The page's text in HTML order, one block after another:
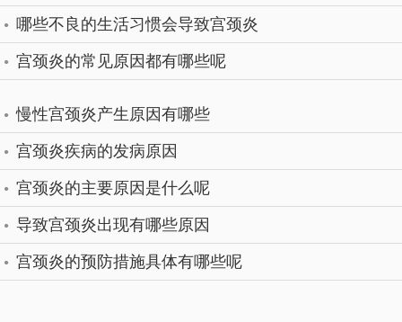
哪些不良的生活习惯会导致宫颈炎
宫颈炎的常见原因都有哪些呢
慢性宫颈炎产生原因有哪些
宫颈炎疾病的发病原因
宫颈炎的主要原因是什么呢
导致宫颈炎出现有哪些原因
宫颈炎的预防措施具体有哪些呢